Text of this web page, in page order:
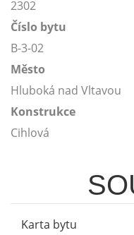
2302
Číslo bytu
B-3-02
Město
Hluboká nad Vltavou
Konstrukce
Cihlová
Karta bytu